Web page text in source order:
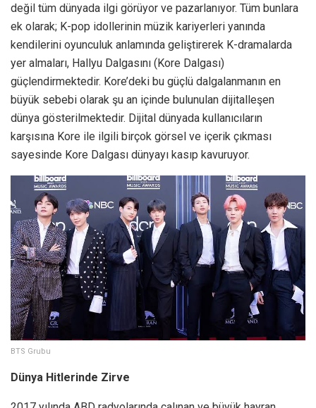
değil tüm dünyada ilgi görüyor ve pazarlanıyor. Tüm bunlara
ek olarak; K-pop idollerinin müzik kariyerleri yanında
kendilerini oyunculuk anlamında geliştirerek K-dramalarda
yer almaları, Hallyu Dalgasını (Kore Dalgası)
güçlendirmektedir. Kore’deki bu güçlü dalgalanmanın en
büyük sebebi olarak şu an içinde bulunulan dijitalleşen
dünya gösterilmektedir. Dijital dünyada kullanıcıların
karşısına Kore ile ilgili birçok görsel ve içerik çıkması
sayesinde Kore Dalgası dünyayı kasıp kavuruyor.
BTS Grubu
Dünya Hitlerinde Zirve